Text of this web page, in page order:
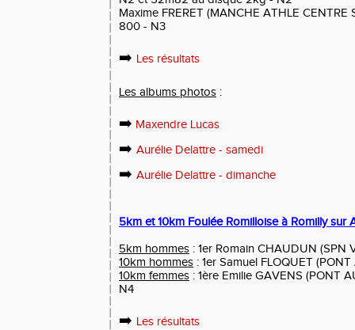
Maxime FRERET (MANCHE ATHLE
800 - N3
➡️ Les résultats
Les albums photos :
➡️ Maxendre Lucas
➡️ Aurélie Delattre - samedi
➡️ Aurélie Delattre - dimanche
5km et 10km Foulée Romilloise à Romilly sur
5km hommes : 1er Romain CHAUDUN (SPN
10km hommes : 1er Samuel FLOQUET
10km femmes : 1ère Emilie GAVENS (PONT
N4
➡️ Les résultats